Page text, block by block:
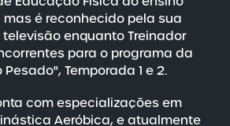
é reconhecido pela sua
enquanto Treinador
para o programa da
Pesado", Temporada 1 e 2.
com especializações em
Aeróbica, e atualmente